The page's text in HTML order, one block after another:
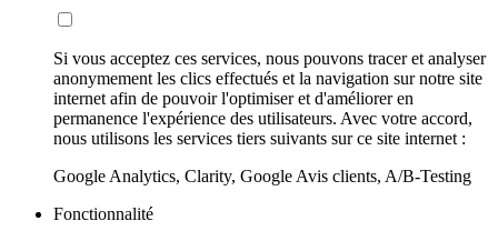
Si vous acceptez ces services, nous pouvons tracer et analyser
anonymement les clics effectués et la navigation sur notre site
internet afin de pouvoir l'optimiser et d'améliorer en
permanence l'expérience des utilisateurs. Avec votre accord,
nous utilisons les services tiers suivants sur ce site internet :
Google Analytics, Clarity, Google Avis clients, A/B-Testing
Fonctionnalité